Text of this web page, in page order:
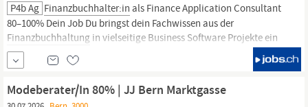
P4b Ag Finanzbuchhalter:in als Finance Application Consultant
80–100% Dein Job Du bringst dein Fachwissen aus der
Finanzbuchhaltung in vielseitige Business Software Projekte ein
Analyse und Optimierung von
Hauptbuch, Debitoren, Kreditoren, Zahlungsverkehr,
Mehrwertsteuer, Anlagenbuchhaltung sowie Monats...
Modeberater/In 80% | JJ Bern Marktgasse